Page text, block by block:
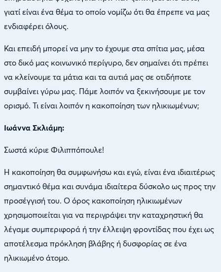
γιατί είναι ένα θέμα το οποίο νομίζω ότι θα έπρεπε να μας
ενδιαφέρει όλους.
Και επειδή μπορεί να μην το έχουμε στα σπίτια μας, μέσα
στο δικό μας κοινωνικό περίγυρο, δεν σημαίνει ότι πρέπει
να κλείνουμε τα μάτια και τα αυτιά μας σε οτιδήποτε
συμβαίνει γύρω μας. Πάμε λοιπόν να ξεκινήσουμε με τον
ορισμό. Τι είναι λοιπόν η κακοποίηση των ηλικιωμένων;
Ιωάννα Σκλιάμη:
Σωστά κύριε Φιλιππόπουλε!
Η κακοποίηση θα συμφωνήσω και εγώ, είναι ένα ιδιαιτέρως
σημαντικό θέμα και συνάμα ιδιαίτερα δύσκολο ως προς την
προσέγγισή του. Ο όρος κακοποίηση ηλικιωμένων
χρησιμοποιείται για να περιγράψει την καταχρηστική θα
λέγαμε συμπεριφορά ή την έλλειψη φροντίδας που έχει ως
αποτέλεσμα πρόκληση βλάβης ή δυσφορίας σε ένα
ηλικιωμένο άτομο.